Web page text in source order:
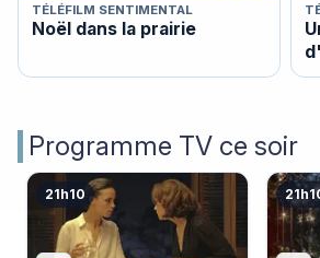
TÉLÉFILM SENTIMENTAL
Noël dans la prairie
Programme TV ce soir
21h10